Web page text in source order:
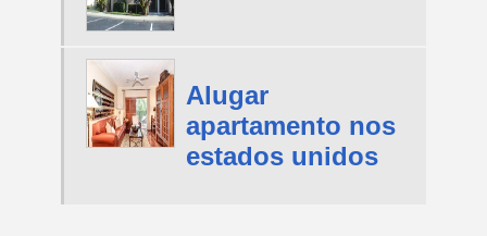
Alugar
apartamento nos
estados unidos